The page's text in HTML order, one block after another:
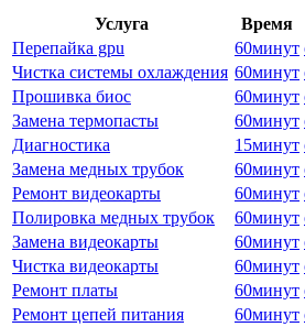
Услуга Время
Перепайка gpu
60минут
Чистка системы охлаждения 60минут
Прошивка биос
60минут
Замена термопасты
60минут
Диагностика
15минут
Замена медных трубок
60минут
Ремонт видеокарты
60минут
Полировка медных трубок
60минут
Замена видеокарты
60минут
Чистка видеокарты
60минут
Ремонт платы
60минут
Ремонт цепей питания
60минут